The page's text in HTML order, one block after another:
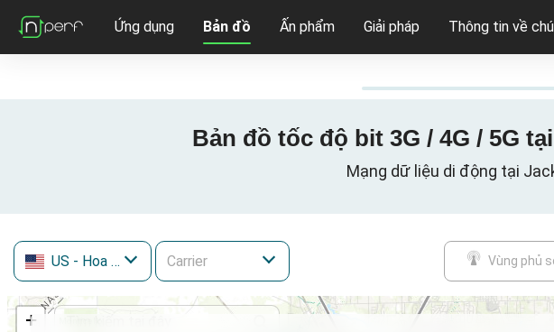
Ứng dụng Bản đồ Ấn phẩm Giải pháp Thông tin về
Bản đồ tốc độ bit 3G / 4G / 5G
Mạng dữ liệu di động tại
US - Hoa Kỳ Vùng phủ
+